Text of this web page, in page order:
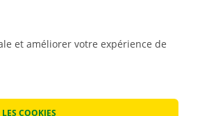
et améliorer votre expérience de
COOKIES